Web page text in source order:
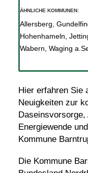
Hier erfahren Sie
Neuigkeiten zur
Energiewende
Kommune
Die Kommune
ÄHNLICHE KOMMUNEN:
Allersberg
Hohenhameln
Wabern Waging